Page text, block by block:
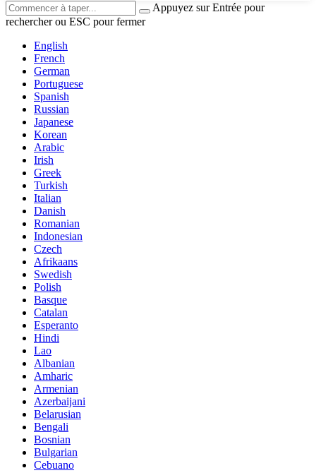
Appuyez sur Entrée pour
rechercher ou ESC pour fermer
English
French
German
Portuguese
Spanish
Russian
Japanese
Korean
Arabic
Irish
Greek
Turkish
Italian
Danish
Romanian
Indonesian
Czech
Afrikaans
Swedish
Polish
Basque
Catalan
Esperanto
Hindi
Lao
Albanian
Amharic
Armenian
Azerbaijani
Belarusian
Bengali
Bosnian
Bulgarian
Cebuano